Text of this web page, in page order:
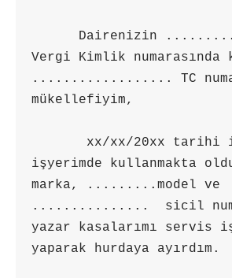
Vergi Kimlik numarasında
.................. TC
mükellefiyim,
işyerimde kullanmakta
marka, .........model ve
...............  sicil
yazar kasalarımı servis
yaparak hurdaya ayırdım.